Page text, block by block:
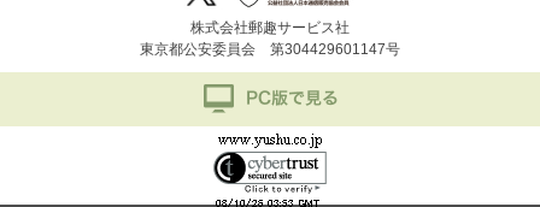
株式会社郵趣サービス社
東京都公安委員会 第304429601147号